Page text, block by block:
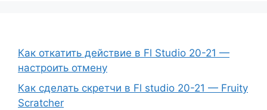
Как откатить действие в Fl Studio 20-21 —
настроить отмену
Как сделать скретчи в Fl studio 20-21 — Fruity
Scratcher